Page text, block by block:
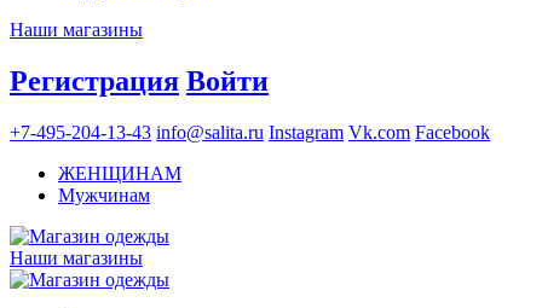
Наши магазины
Регистрация Войти
+7-495-204-13-43 info@salita.ru Instagram Vk.com Facebook
ЖЕНЩИНАМ
Мужчинам
Наши магазины